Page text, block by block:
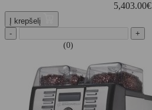
5,403.00€
Į krepšelį
-
+
(0)